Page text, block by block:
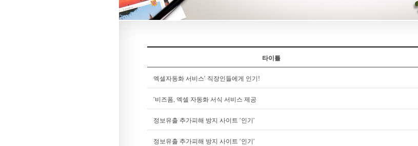
타이틀
엑셀자동화 서비스′ 직장인들에게 인기!
′비즈폼, 엑셀 자동화 서식 서비스 제공
정보유출 추가피해 방지 사이트 ′인기′
정보유출 추가피해 방지 사이트 ′인기′